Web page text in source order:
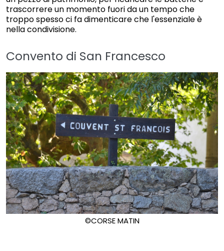
trascorrere un momento fuori da un tempo che
troppo spesso ci fa dimenticare che l'essenziale è
nella condivisione.
Convento di San Francesco
©CORSE MATIN